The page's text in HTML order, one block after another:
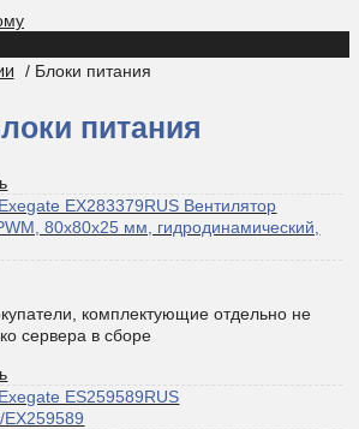
/ Блоки питания
питания
EX283379RUS Вентилятор
80x80x25 мм, гидродинамический,
комплектующие отдельно не
сервера в сборе
ES259589RUS
EX259589